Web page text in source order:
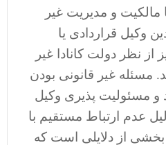
مالکیت و مدیریت غیر
وکیل قراردادی یا
از نظر دولت کانادا غیر
غیر قانونی بودن
مسئولیت پذیری وکیل
عدم ارتباط مستقیم با
از دلایلی است که